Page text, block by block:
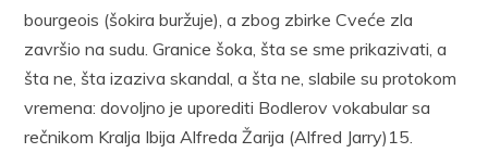
bourgeois (šokira buržuje), a zbog zbirke Cveće zla
završio na sudu. Granice šoka, šta se sme prikazivati, a
šta ne, šta izaziva skandal, a šta ne, slabile su protokom
vremena: dovoljno je uporediti Bodlerov vokabular sa
rečnikom Kralja Ibija Alfreda Žarija (Alfred Jarry)15.